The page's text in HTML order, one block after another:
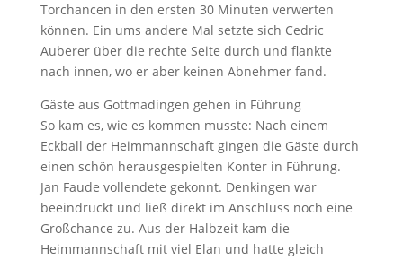
Torchancen in den ersten 30 Minuten verwerten
können. Ein ums andere Mal setzte sich Cedric
Auberer über die rechte Seite durch und flankte
nach innen, wo er aber keinen Abnehmer fand.
Gäste aus Gottmadingen gehen in Führung
So kam es, wie es kommen musste: Nach einem
Eckball der Heimmannschaft gingen die Gäste durch
einen schön herausgespielten Konter in Führung.
Jan Faude vollendete gekonnt. Denkingen war
beeindruckt und ließ direkt im Anschluss noch eine
Großchance zu. Aus der Halbzeit kam die
Heimmannschaft mit viel Elan und hatte gleich